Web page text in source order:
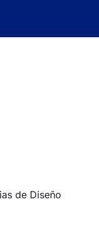
de Diseño